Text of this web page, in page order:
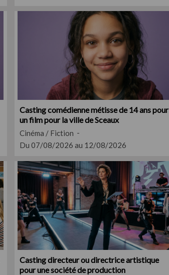
Casting comédienne métisse de 14 ans pour
un film pour la ville de Sceaux
Cinéma / Fiction
Du 07/08/2026 au 12/08/2026
Casting directeur ou directrice artistique
pour une société de production